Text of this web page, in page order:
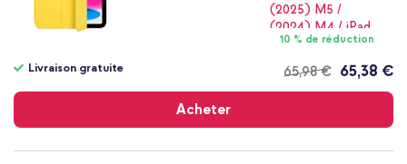
10 % de réduction
65,98 €
Livraison gratuite 65,38 €
Acheter
gratuite